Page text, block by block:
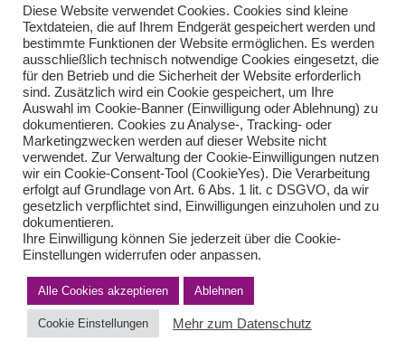
Teilen Sie diese Nachricht mit Ihren Freunden oder Kollegen
Impressum Haftungsausschluss
Kontakt
© von Herder Management GmbH 2024 I * § 6 Nr.4 StBerG
Diese Website verwendet Cookies. Cookies sind kleine
Textdateien, die auf Ihrem Endgerät gespeichert werden und
bestimmte Funktionen der Website ermöglichen. Es werden
ausschließlich technisch notwendige Cookies eingesetzt, die
für den Betrieb und die Sicherheit der Website erforderlich
sind. Zusätzlich wird ein Cookie gespeichert, um Ihre
Auswahl im Cookie-Banner (Einwilligung oder Ablehnung) zu
dokumentieren. Cookies zu Analyse-, Tracking- oder
Marketingzwecken werden auf dieser Website nicht
verwendet. Zur Verwaltung der Cookie-Einwilligungen nutzen
wir ein Cookie-Consent-Tool (CookieYes). Die Verarbeitung
erfolgt auf Grundlage von Art. 6 Abs. 1 lit. c DSGVO, da wir
gesetzlich verpflichtet sind, Einwilligungen einzuholen und zu
dokumentieren.
Ihre Einwilligung können Sie jederzeit über die Cookie-
Einstellungen widerrufen oder anpassen.
Alle Cookies akzeptieren Ablehnen
Cookie Einstellungen Mehr zum Datenschutz